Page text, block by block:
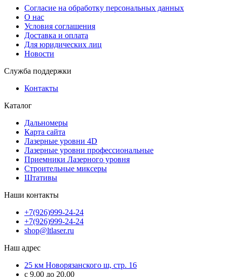
Согласие на обработку персональных данных
О нас
Условия соглашения
Доставка и оплата
Для юридических лиц
Новости
Служба поддержки
Контакты
Каталог
Дальномеры
Карта сайта
Лазерные уровни 4D
Лазерные уровни профессиональные
Приемники Лазерного уровня
Строительные миксеры
Штативы
Наши контакты
+7(926)999-24-24
+7(926)999-24-24
shop@ltlaser.ru
Наш адрес
25 км Новорязанского ш, стр. 16
с 9.00 до 20.00